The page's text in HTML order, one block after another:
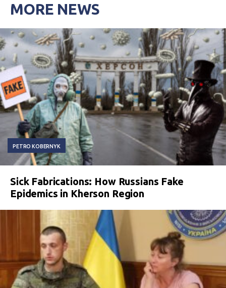
MORE NEWS
PETRO KOBERNYK
Sick Fabrications: How Russians Fake
Epidemics in Kherson Region